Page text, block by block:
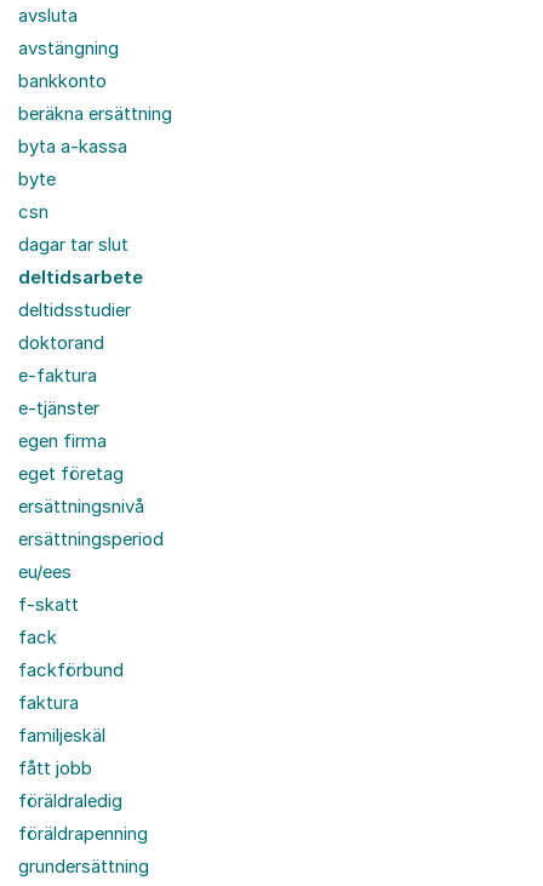
avsluta
avstängning
bankkonto
beräkna ersättning
byta a-kassa
byte
csn
dagar tar slut
deltidsarbete
deltidsstudier
doktorand
e-faktura
e-tjänster
egen firma
eget företag
ersättningsnivå
ersättningsperiod
eu/ees
f-skatt
fack
fackförbund
faktura
familjeskäl
fått jobb
föräldraledig
föräldrapenning
grundersättning